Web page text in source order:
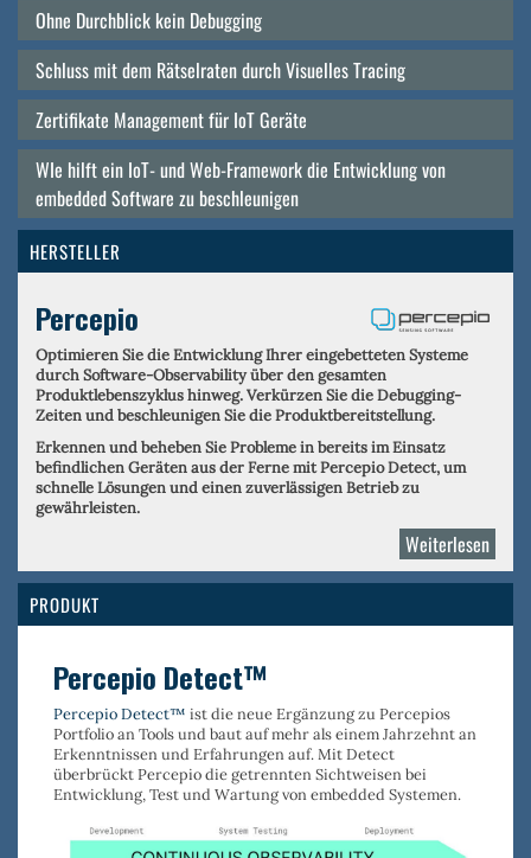
Ohne Durchblick kein Debugging
Schluss mit dem Rätselraten durch Visuelles Tracing
Zertifikate Management für IoT Geräte
WIe hilft ein IoT- und Web-Framework die Entwicklung von
embedded Software zu beschleunigen
HERSTELLER
Percepio
Optimieren Sie die Entwicklung Ihrer eingebetteten Systeme
durch Software-Observability über den gesamten
Produktlebenszyklus hinweg. Verkürzen Sie die Debugging-
Zeiten und beschleunigen Sie die Produktbereitstellung.
Erkennen und beheben Sie Probleme in bereits im Einsatz
befindlichen Geräten aus der Ferne mit Percepio Detect, um
schnelle Lösungen und einen zuverlässigen Betrieb zu
gewährleisten.
Weiterlesen
PRODUKT
Percepio Detect™
Percepio Detect™ ist die neue Ergänzung zu Percepios
Portfolio an Tools und baut auf mehr als einem Jahrzehnt an
Erkenntnissen und Erfahrungen auf. Mit Detect
überbrückt Percepio die getrennten Sichtweisen bei
Entwicklung, Test und Wartung von embedded Systemen.